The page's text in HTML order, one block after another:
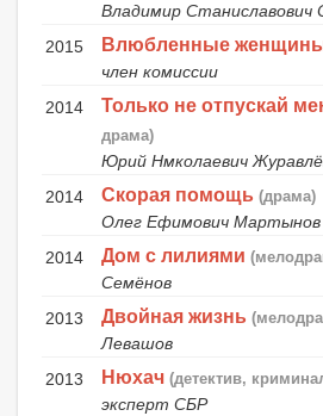
Владимир Станиславович
2015
Влюбленные
член комиссии
2014
Только не отпускай
драма)
Юрий Нмколаевич
2014
Скорая помощь (драма)
Олег Ефимович Мартынов
2014
Дом с лилиями
Семёнов
2013
Двойная жизнь
Левашов
2013
Нюхач (детектив,
эксперт СБР